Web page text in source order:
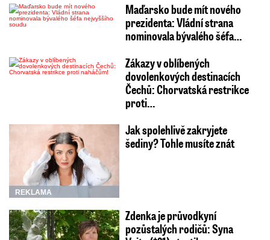
Maďarsko bude mít nového
prezidenta: Vládní strana
nominovala bývalého šéfa…
Zákazy v oblíbených
dovolenkových destinacích
Čechů: Chorvatská restrikce
proti…
REKLAMA
Jak spolehlivě zakryjete
šediny? Tohle musíte znát
Zdenka je průvodkyní
pozůstalých rodičů: Syna